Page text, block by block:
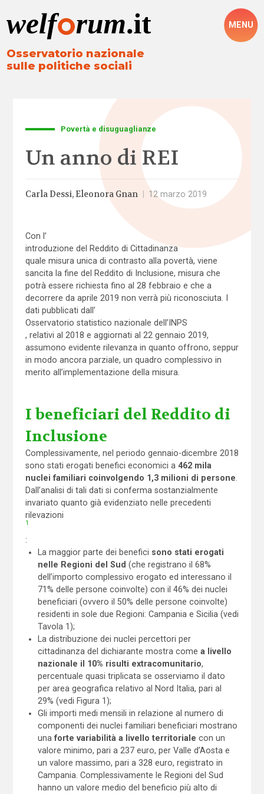
Osservatorio nazionale
sulle politiche sociali
MENU
Povertà e disuguaglianze
Un anno di REI
Carla Dessi Eleonora Gnan 12 marzo 2019
Con l’
introduzione del Reddito di Cittadinanza
quale misura unica di contrasto alla povertà, viene
sancita la fine del Reddito di Inclusione, misura che
potrà essere richiesta fino al 28 febbraio e che a
decorrere da aprile 2019 non verrà più riconosciuta. I
dati pubblicati dall’
Osservatorio statistico nazionale dell’INPS
, relativi al 2018 e aggiornati al 22 gennaio 2019,
assumono evidente rilevanza in quanto offrono, seppur
in modo ancora parziale, un quadro complessivo in
merito all’implementazione della misura.
I beneficiari del Reddito di
Inclusione
Complessivamente, nel periodo gennaio-dicembre 2018
sono stati erogati benefici economici a 462 mila
nuclei familiari coinvolgendo 1,3 milioni di persone
Dall’analisi di tali dati si conferma sostanzialmente
invariato quanto già evidenziato nelle precedenti
rilevazioni
1
:
La maggior parte dei benefici sono stati erogati
nelle Regioni del Sud (che registrano il 68%
dell’importo complessivo erogato ed interessano il
71% delle persone coinvolte) con il 46% dei nuclei
beneficiari (ovvero il 50% delle persone coinvolte)
residenti in sole due Regioni: Campania e Sicilia (vedi
Tavola 1);
La distribuzione dei nuclei percettori per
cittadinanza del dichiarante mostra comea livello
nazionale il 10% risulti extracomunitario,
percentuale quasi triplicata se osserviamo il dato
per area geografica relativo al Nord Italia, pari al
29% (vedi Figura 1);
Gli importi medi mensili in relazione al numero di
componenti dei nuclei familiari beneficiari mostrano
unaforte variabilità a livello territoriale con un
valore minimo, pari a 237 euro, per Valle d’Aosta e
un valore massimo, pari a 328 euro, registrato in
Campania. Complessivamente le Regioni del Sud
hanno un valore medio del beneficio più alto di